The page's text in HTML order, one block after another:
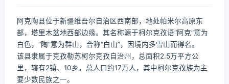
阿克陶县位于新疆维吾尔自治区西南部，地处帕米尔高原东
部，塔里木盆地西部边缘。其名称源于柯尔克孜语“阿克”意为
白色，“陶”意为群山，合称“白山”，因境内多雪山而得名。
该县隶属于克孜勒苏柯尔克孜自治州，总面积2.5万平方公
里，辖有2镇、10乡，总人口约17万人，其中柯尔克孜族为主
要少数民族之一。